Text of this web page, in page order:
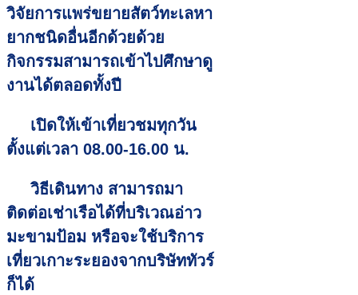
วิจัยการแพร่ขยายสัตว์ทะเลหา
ยากชนิดอื่นอีกด้วยด้วย
กิจกรรมสามารถเข้าไปศึกษาดู
งานได้ตลอดทั้งปี
เปิดให้เข้าเที่ยวชมทุกวัน
ตั้งแต่เวลา 08.00-16.00 น.
วิธีเดินทาง สามารถมา
ติดต่อเช่าเรือได้ที่บริเวณอ่าว
มะขามป้อม หรือจะใช้บริการ
เที่ยวเกาะระยองจากบริษัททัวร์
ก็ได้